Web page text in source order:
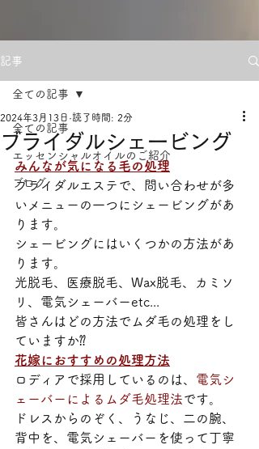
記事
全ての記事
エッセンシャルオイルのご紹介
ブログ
全ての記事
ブライダルシェービング
2024年3月13日 読了時間: 2分
みんなが気になる毛の処理
ブライダルエステで、問い合わせが多
いメニューの一つにシェービングがあ
ります。
シェービングにはいくつかの方法があ
ります。
光脱毛、医療脱毛、Wax脱毛、カミソ
リ、電気シェーバーetc...
皆さんはどの方法でムダ毛の処理をし
ていますか⁇
花嫁におすすめの処理方法
ロディアで採用しているのは、 電気シ
ェーバーによるムダ毛処理法です。
ドレスからのぞく、うなじ、二の腕、
背中を、電気シェーバーを使って丁寧